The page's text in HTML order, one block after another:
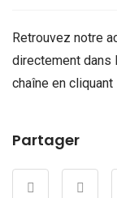
Retrouvez notre
directement dans
chaîne en
Partager